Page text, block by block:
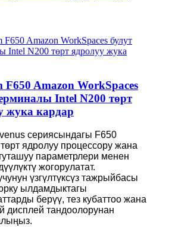
F650 Amazon WorkSpaces
Intel N200 төрт
жука кардар
сериясындагы F650
төрт ядролуу процессору жана
параметрлери менен
жогорулатат.
үзгүлтүксүз тажрыйбасы
ылдамдыктагы
берүү, тез кубаттоо жана
дисплей тандоолорунан